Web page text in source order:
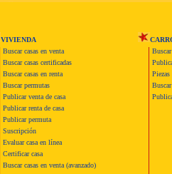
VIVIENDA
Buscar casas en venta
Buscar casas certificadas
Buscar casas en renta
Buscar permutas
Publicar venta de casa
Publicar renta de casa
Publicar permuta
Suscripción
Evaluar casa en línea
Certificar casa
Buscar casas en venta (avanzado)
Piezas